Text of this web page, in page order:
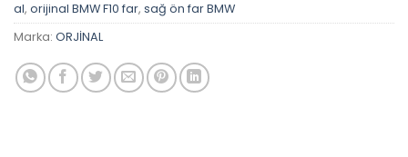
al, orijinal BMW F10 far, sağ ön far BMW
Marka: ORJİNAL